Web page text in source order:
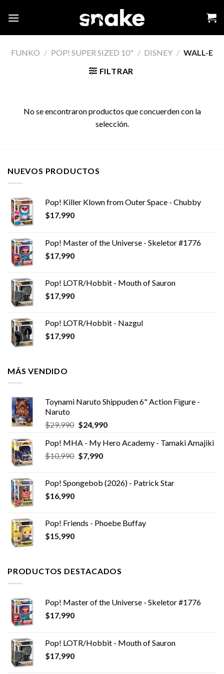
FUNKO / POP! SUPER SIZED 10" / DISNEY / WALL-E
FILTRAR
No se encontraron productos que concuerden con la
selección.
NUEVOS PRODUCTOS
Pop! Killer Klown from Outer Space - Chubby
$17,990
Pop! Master of the Universe - Skeletor #1776
$17,990
Pop! LOTR/Hobbit - Mouth of Sauron
$17,990
Pop! LOTR/Hobbit - Nazgul
$17,990
MÁS VENDIDO
Toynami Naruto Shippuden 6" Action Figure -
Naruto
$29,990 El
original
era:
$24,990El
actual
Pop! MHA - My Hero Academy - Tamaki Amajiki
$10,990 El
era:
$7,990El
es:
Pop! Spongebob (2026) - Patrick Star
$16,990
Pop! Friends - Phoebe Buffay
$15,990
PRODUCTOS DESTACADOS
Pop! Master of the Universe - Skeletor #1776
$17,990
Pop! LOTR/Hobbit - Mouth of Sauron
$17,990